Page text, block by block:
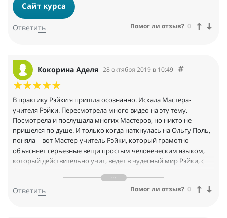
Сайт курса
Ответить Помог ли отзыв? 0
Кокорина Аделя 28 октября 2019 в 10:49
В практику Рэйки я пришла осознанно. Искала Мастера-
учителя Рэйки. Пересмотрела много видео на эту тему.
Посмотрела и послушала многих Мастеров, но никто не
пришелся по душе. И только когда наткнулась на Ольгу Поль,
поняла – вот Мастер-учитель Рэйки, который грамотно
объясняет серьезные вещи простым человеческим языком,
который действительно учит, ведет в чудесный мир Рэйки, с
обучать, делиться опытом, просвещать. Ольга Поль дает такие
знания, которых не найдете больше нигде, без пафоса, каких-
Ответить Помог ли отзыв? 0